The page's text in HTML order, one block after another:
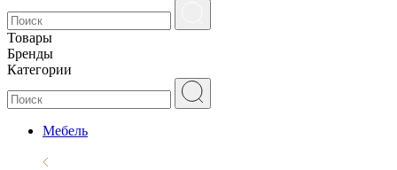
Товары
Бренды
Категории
Мебель